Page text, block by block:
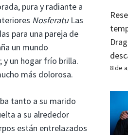
pura y radiante a
NosferatuLas
para una pareja de
un mundo
un hogar frío brilla.
más dolorosa.
tanto a su marido
a su alrededor
están entrelazados
8 de